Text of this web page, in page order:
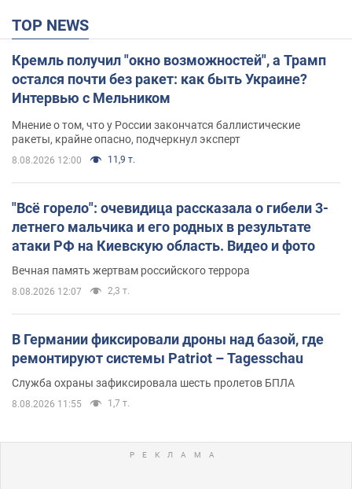
TOP NEWS
Кремль получил "окно возможностей", а Трамп
остался почти без ракет: как быть Украине?
Интервью с Мельником
Мнение о том, что у России закончатся баллистические
ракеты, крайне опасно, подчеркнул эксперт
8.08.2026 12:00 11,9 т.
"Всё горело": очевидица рассказала о гибели 3-
летнего мальчика и его родных в результате
атаки РФ на Киевскую область. Видео и фото
Вечная память жертвам российского террора
8.08.2026 12:07 2,3 т.
В Германии фиксировали дроны над базой, где
ремонтируют системы Patriot – Tagesschau
Служба охраны зафиксировала шесть пролетов БПЛА
8.08.2026 11:55 1,7 т.